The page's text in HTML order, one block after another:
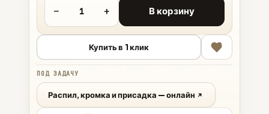
− + В корзину
Купить в 1 клик
ПОД ЗАДАЧУ
Распил, кромка и присадка — онлайн